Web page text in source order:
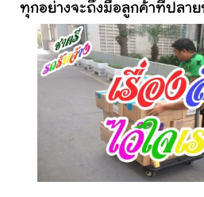
ทุกอย่างจะถึงมือลูกค้าที่ปลา